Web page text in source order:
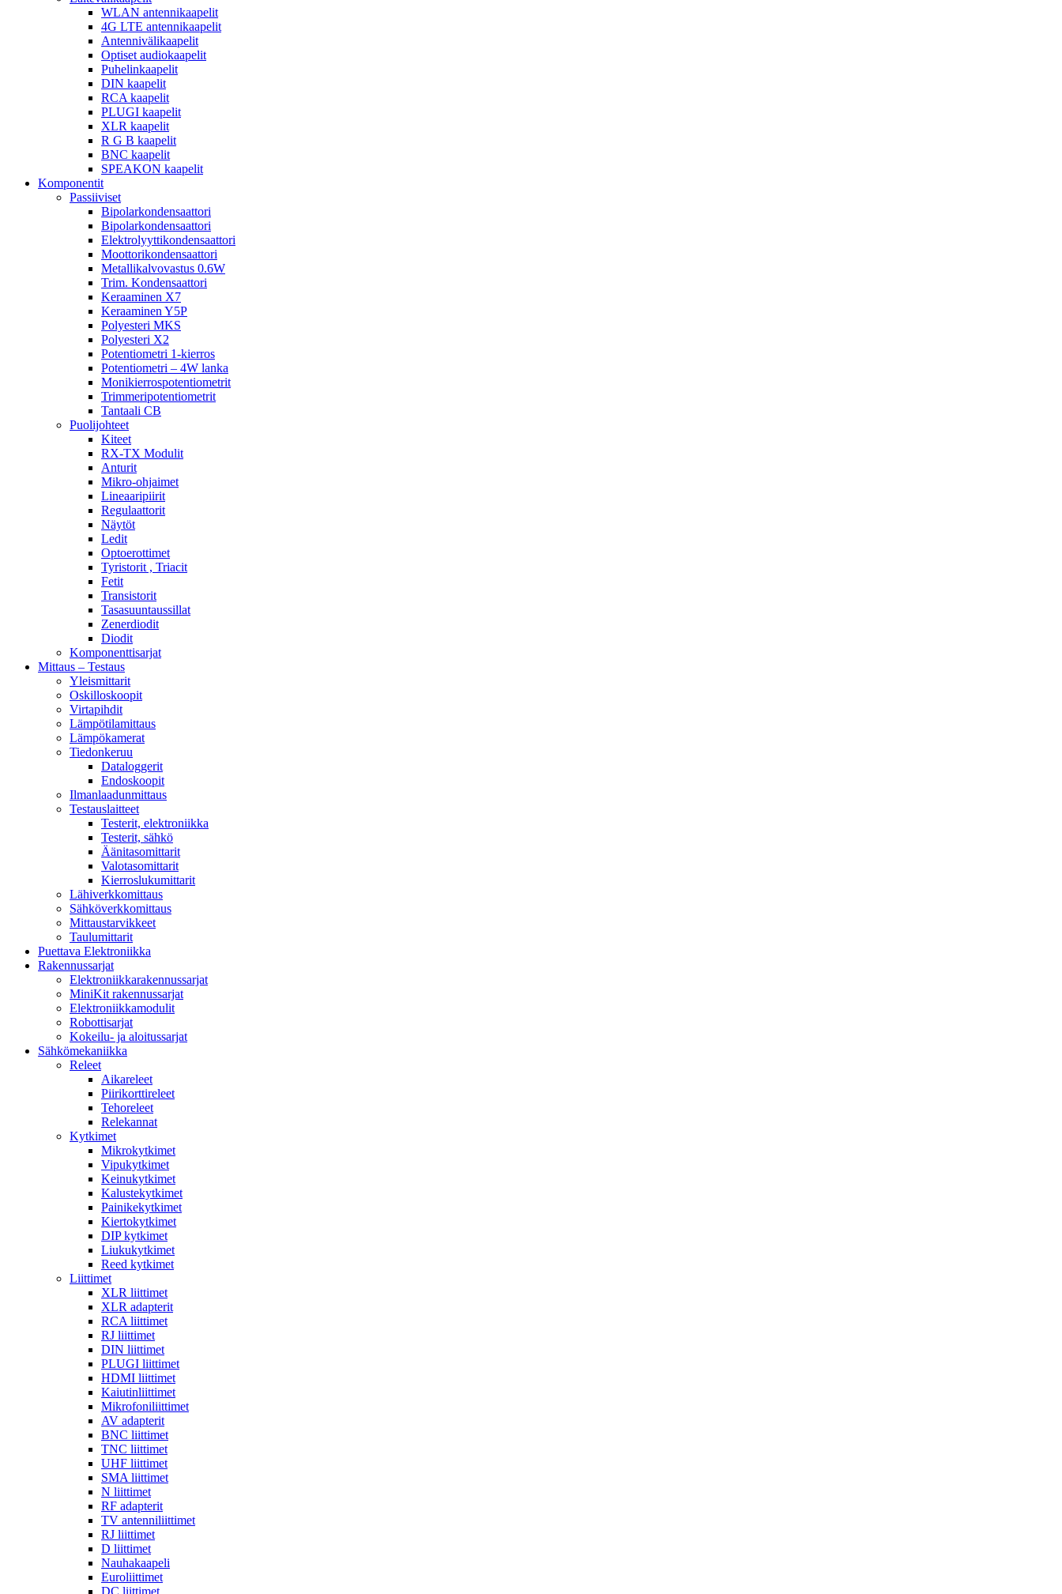
WLAN antennikaapelit
4G LTE antennikaapelit
Antennivälikaapelit
Optiset audiokaapelit
Puhelinkaapelit
DIN kaapelit
RCA kaapelit
PLUGI kaapelit
XLR kaapelit
R G B kaapelit
BNC kaapelit
SPEAKON kaapelit
Komponentit
Passiiviset
Bipolarkondensaattori
Bipolarkondensaattori
Elektrolyyttikondensaattori
Moottorikondensaattori
Metallikalvovastus 0.6W
Trim. Kondensaattori
Keraaminen X7
Keraaminen Y5P
Polyesteri MKS
Polyesteri X2
Potentiometri 1-kierros
Potentiometri – 4W lanka
Monikierrospotentiometrit
Trimmeripotentiometrit
Tantaali CB
Puolijohteet
Kiteet
RX-TX Modulit
Anturit
Mikro-ohjaimet
Lineaaripiirit
Regulaattorit
Näytöt
Ledit
Optoerottimet
Tyristorit , Triacit
Fetit
Transistorit
Tasasuuntaussillat
Zenerdiodit
Diodit
Komponenttisarjat
Mittaus – Testaus
Yleismittarit
Oskilloskoopit
Virtapihdit
Lämpötilamittaus
Lämpökamerat
Tiedonkeruu
Dataloggerit
Endoskoopit
Ilmanlaadunmittaus
Testauslaitteet
Testerit, elektroniikka
Testerit, sähkö
Äänitasomittarit
Valotasomittarit
Kierroslukumittarit
Lähiverkkomittaus
Sähköverkkomittaus
Mittaustarvikkeet
Taulumittarit
Puettava Elektroniikka
Rakennussarjat
Elektroniikkarakennussarjat
MiniKit rakennussarjat
Elektroniikkamodulit
Robottisarjat
Kokeilu- ja aloitussarjat
Sähkömekaniikka
Releet
Aikareleet
Piirikorttireleet
Tehoreleet
Relekannat
Kytkimet
Mikrokytkimet
Vipukytkimet
Keinukytkimet
Kalustekytkimet
Painikekytkimet
Kiertokytkimet
DIP kytkimet
Liukukytkimet
Reed kytkimet
Liittimet
XLR liittimet
XLR adapterit
RCA liittimet
RJ liittimet
DIN liittimet
PLUGI liittimet
HDMI liittimet
Kaiutinliittimet
Mikrofoniliittimet
AV adapterit
BNC liittimet
TNC liittimet
UHF liittimet
SMA liittimet
N liittimet
RF adapterit
TV antenniliittimet
RJ liittimet
D liittimet
Nauhakaapeli
Euroliittimet
DC liittimet